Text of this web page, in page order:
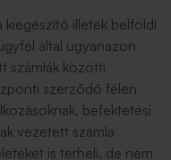
kiegészítő illeték belföldi
által ugyanazon
számlák közötti
szerződő félen
befektetési
vezetett számla
is terheli, de nem